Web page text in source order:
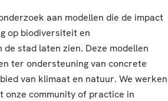
aan modellen die de impact
op biodiversiteit en
stad laten zien. Deze modellen
ter ondersteuning van concrete
van klimaat en natuur. We werken
onze community of practice in